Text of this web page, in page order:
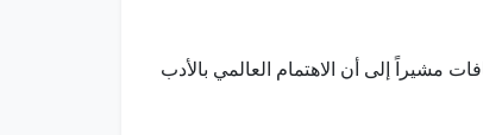
مشيراً إلى أن الاهتمام العالمي بالأدب